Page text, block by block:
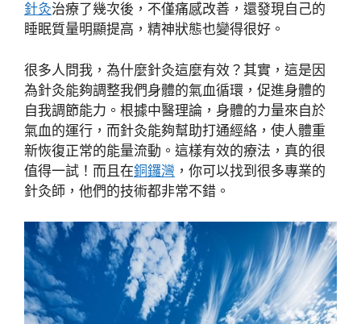
針灸治療了幾次後，不僅痛感改善，還發現自己的
睡眠質量明顯提高，精神狀態也變得很好。
很多人問我，為什麼針灸這麼有效？其實，這是因
為針灸能夠調整我們身體的氣血循環，促進身體的
自我調節能力。根據中醫理論，身體的力量來自於
氣血的運行，而針灸能夠幫助打通經絡，使人體重
新恢復正常的能量流動。這樣有效的療法，真的很
值得一試！而且在銅鑼灣 ，你可以找到很多專業的
針灸師，他們的技術都非常不錯。